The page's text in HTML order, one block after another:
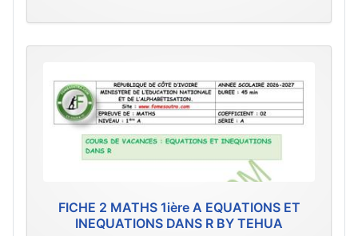
FICHE 2 MATHS 1ière A EQUATIONS ET
INEQUATIONS DANS R BY TEHUA